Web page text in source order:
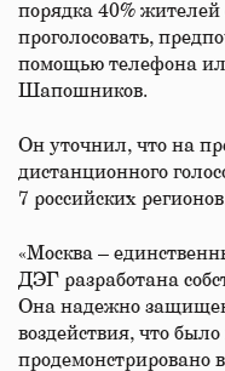
порядка 40%
проголосовать,
помощью телефона
Шапошников.
Он уточнил, что на
дистанционного
7 российских
«Москва –
ДЭГ разработана
Она надежно
воздействия, что
продемонстрировано